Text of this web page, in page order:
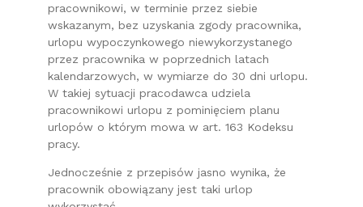
pracownikowi, w terminie przez siebie
wskazanym, bez uzyskania zgody pracownika,
urlopu wypoczynkowego niewykorzystanego
przez pracownika w poprzednich latach
kalendarzowych, w wymiarze do 30 dni urlopu.
W takiej sytuacji pracodawca udziela
pracownikowi urlopu z pominięciem planu
urlopów o którym mowa w art. 163 Kodeksu
pracy.
Jednocześnie z przepisów jasno wynika, że
pracownik obowiązany jest taki urlop